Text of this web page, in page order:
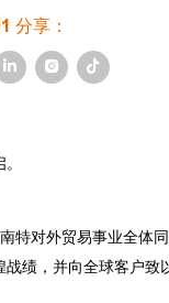
言
分享：
特对外贸易事业全体
绩，并向全球客户致